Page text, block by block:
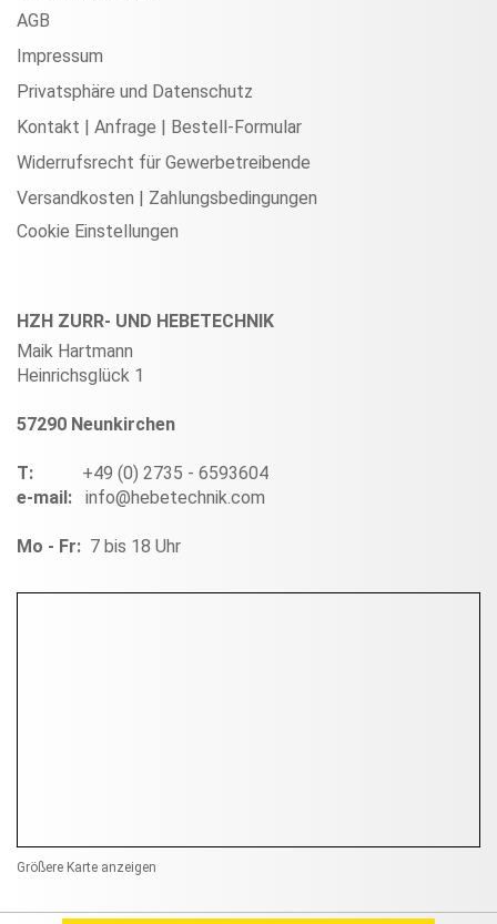
AGB
Impressum
Privatsphäre und Datenschutz
Kontakt | Anfrage | Bestell-Formular
Widerrufsrecht für Gewerbetreibende
Versandkosten | Zahlungsbedingungen
Cookie Einstellungen
HZH ZURR- UND HEBETECHNIK
Maik Hartmann
Heinrichsglück 1
57290 Neunkirchen
T: +49 (0) 2735 - 6593604
e-mail: info@hebetechnik.com
Mo - Fr: 7 bis 18 Uhr
Größere Karte anzeigen